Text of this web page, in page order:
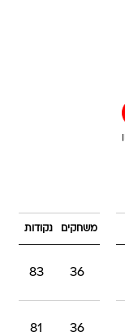
משחקים נקודות
36
83
36
81